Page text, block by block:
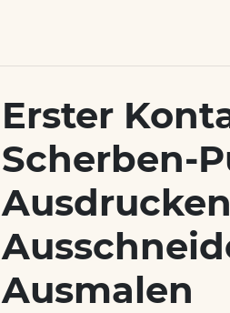
Erster
Scherben-
Ausmalen